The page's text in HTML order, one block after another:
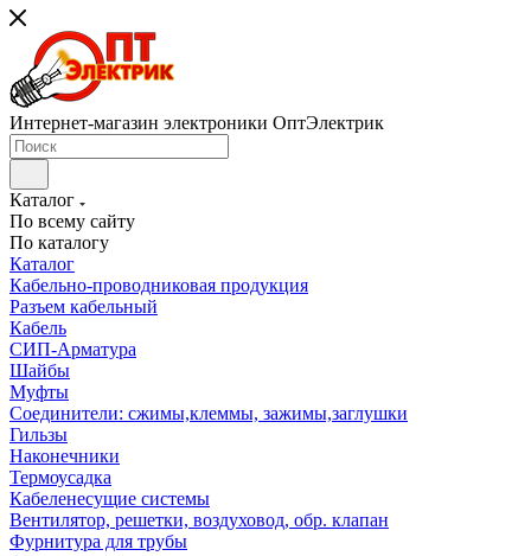
Интернет-магазин электроники ОптЭлектрик
Каталог
По всему сайту
По каталогу
Каталог
Кабельно-проводниковая продукция
Разъем кабельный
Кабель
СИП-Арматура
Шайбы
Муфты
Соединители: сжимы,клеммы, зажимы,заглушки
Гильзы
Наконечники
Термоусадка
Кабеленесущие системы
Вентилятор, решетки, воздуховод, обр. клапан
Фурнитура для трубы